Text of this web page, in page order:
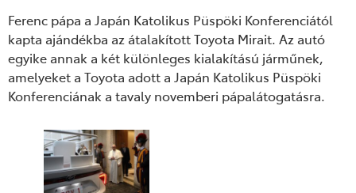
Ferenc pápa a Japán Katolikus Püspöki Konferenciától
kapta ajándékba az átalakított Toyota Mirait. Az autó
egyike annak a két különleges kialakítású járműnek,
amelyeket a Toyota adott a Japán Katolikus Püspöki
Konferenciának a tavaly novemberi pápalátogatásra.